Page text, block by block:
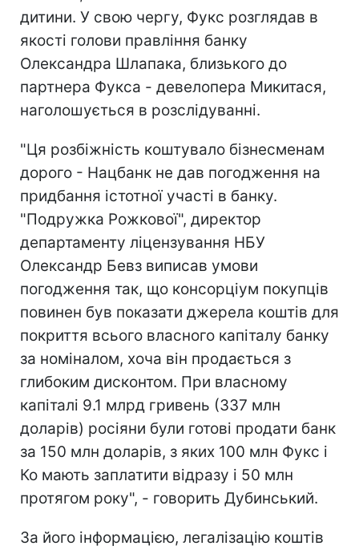
дитини. У свою чергу, Фукс розглядав в
якості голови правління банку
Олександра Шлапака, близького до
партнера Фукса - девелопера Микитася,
наголошується в розслідуванні.
"Ця розбіжність коштувало бізнесменам
дорого - Нацбанк не дав погодження на
придбання істотної участі в банку.
"Подружка Рожкової", директор
департаменту ліцензування НБУ
Олександр Бевз виписав умови
погодження так, що консорціум покупців
повинен був показати джерела коштів для
покриття всього власного капіталу банку
за номіналом, хоча він продається з
глибоким дисконтом. При власному
капіталі 9.1 млрд гривень (337 млн
доларів) росіяни були готові продати банк
за 150 млн доларів, з яких 100 млн Фукс і
Ко мають заплатити відразу і 50 млн
протягом року", - говорить Дубинський.
За його інформацією, легалізацію коштів